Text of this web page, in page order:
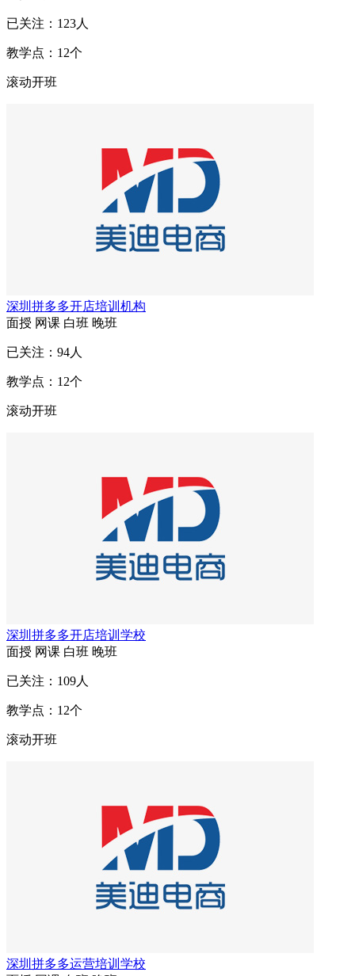
已关注： 123人
教学点： 12个
滚动开班
深圳拼多多开店培训机构
面授 网课 白班 晚班
已关注： 94人
教学点： 12个
滚动开班
深圳拼多多开店培训学校
面授 网课 白班 晚班
已关注： 109人
教学点： 12个
滚动开班
深圳拼多多运营培训学校